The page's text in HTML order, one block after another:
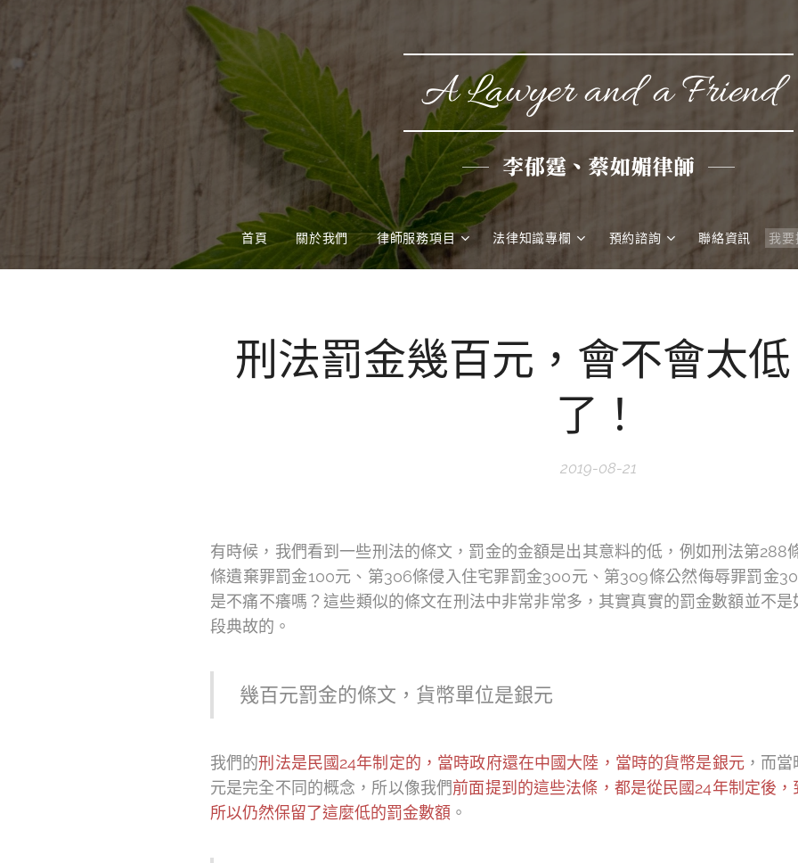
A Lawyer and a Friend
李郁霆、蔡如媚律師
首頁 關於我們 律師服務項目 法律知識專欄 預約諮詢 聯絡資訊
刑法罰金幾百元，會不會太
了！
2019-08-21
有時候，我們看到一些刑法的條文，罰金的金額是出其意料的低，例如刑法第288
條遺棄罪罰金100元、第306條侵入住宅罪罰金300元、第309條公然侮辱罪罰金
是不痛不癢嗎？這些類似的條文在刑法中非常非常多，其實真實的罰金數額並不
段典故的。
幾百元罰金的條文，貨幣單位是銀元
我們的刑法是民國24年制定的，當時政府還在中國大陸，當時的貨幣是銀元，而當
元是完全不同的概念，所以像我們前面提到的這些法條，都是從民國24年制定後
所以仍然保留了這麼低的罰金數額 。